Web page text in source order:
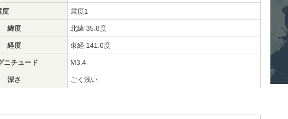
度 震度1
緯度 北緯 35.8度
経度 東経 141.0度
ニチュード M3.4
深さ ごく浅い